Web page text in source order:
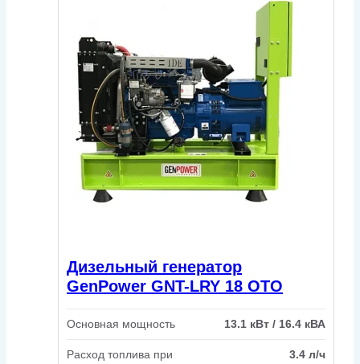
Дизельный генератор
GenPower GNT-LRY 18 OTO
Основная мощность 13.1 кВт / 16.4 кВА
Расход топлива при
3.4 л/ч